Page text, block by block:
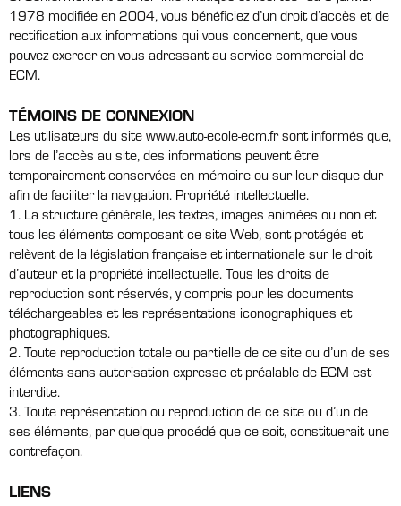
1978 modifiée en 2004, vous bénéficiez d’un droit d’accès et de
rectification aux informations qui vous concernent, que vous
pouvez exercer en vous adressant au service commercial de
ECM.
TÉMOINS DE CONNEXION
Les utilisateurs du site www.auto-ecole-ecm.fr sont informés que,
lors de l’accès au site, des informations peuvent être
temporairement conservées en mémoire ou sur leur disque dur
afin de faciliter la navigation. Propriété intellectuelle.
1. La structure générale, les textes, images animées ou non et
tous les éléments composant ce site Web, sont protégés et
relèvent de la législation française et internationale sur le droit
d’auteur et la propriété intellectuelle. Tous les droits de
reproduction sont réservés, y compris pour les documents
téléchargeables et les représentations iconographiques et
photographiques.
2. Toute reproduction totale ou partielle de ce site ou d’un de ses
éléments sans autorisation expresse et préalable de ECM est
interdite.
3. Toute représentation ou reproduction de ce site ou d’un de
ses éléments, par quelque procédé que ce soit, constituerait une
contrefaçon.
LIENS